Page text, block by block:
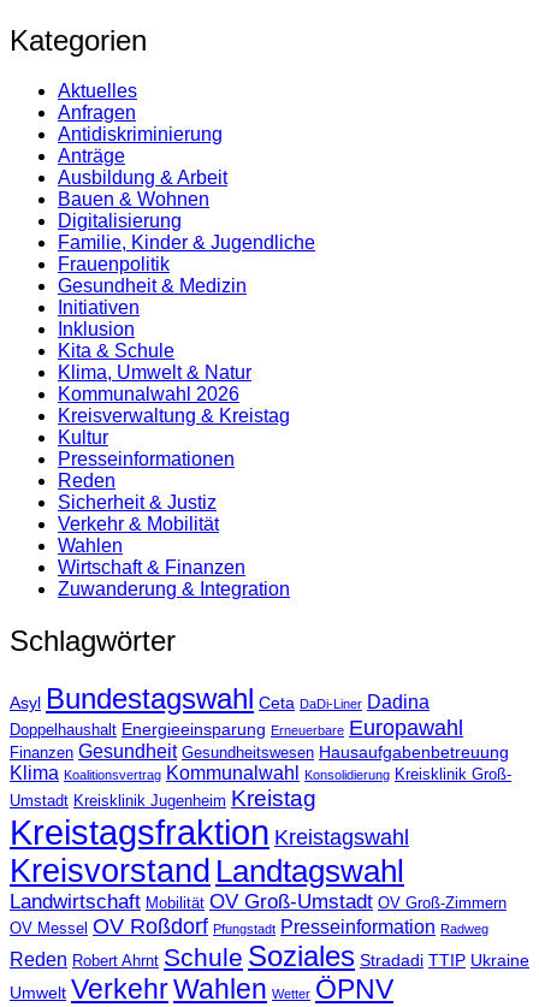
Kategorien
Aktuelles
Anfragen
Antidiskrimi­nierung
Anträge
Ausbildung & Arbeit
Bauen & Wohnen
Digitalisierung
Familie, Kinder & Jugendliche
Frauenpolitik
Gesundheit & Medizin
Initiativen
Inklusion
Kita & Schule
Klima, Umwelt & Natur
Kommunalwahl 2026
Kreisverwaltung & Kreistag
Kultur
Presse­informationen
Reden
Sicherheit & Justiz
Verkehr & Mobilität
Wahlen
Wirtschaft & Finanzen
Zuwanderung & Integration
Schlagwörter
Asyl Bundestagswahl Ceta DaDi-Liner Dadina
Doppelhaushalt Energieeinsparung Erneuerbare Europawahl
Finanzen Gesundheit Gesundheitswesen Hausaufgabenbetreuung
Klima Koalitionsvertrag Kommunalwahl Konsolidierung Kreisklinik Groß-
Umstadt Kreisklinik Jugenheim Kreistag
Kreistagsfraktion Kreistagswahl
Kreisvorstand Landtagswahl
Landwirtschaft Mobilität OV Groß-Umstadt OV Groß-Zimmern
OV Messel OV Roßdorf Pfungstadt Presseinformation Radweg
Reden Robert Ahrnt Schule Soziales Stradadi TTIP Ukraine
Umwelt VerkehrWahlen Wetter ÖPNV